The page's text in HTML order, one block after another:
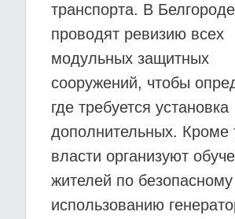
транспорта. В
проводят ревизию всех
модульных защитных
сооружений, чтобы
где требуется установка
дополнительных. Кроме
власти организуют
жителей по безопасному
использованию